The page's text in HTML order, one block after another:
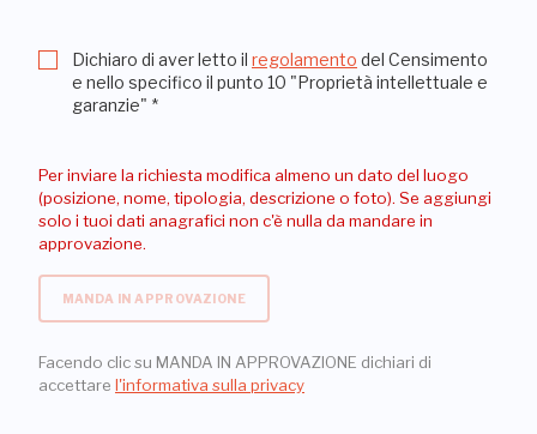
Dichiaro di aver letto il regolamento del Censimento
e nello specifico il punto 10 "Proprietà intellettuale e
garanzie" *
Per inviare la richiesta modifica almeno un dato del luogo
(posizione, nome, tipologia, descrizione o foto). Se aggiungi
solo i tuoi dati anagrafici non c'è nulla da mandare in
approvazione.
MANDA IN APPROVAZIONE
Facendo clic su MANDA IN APPROVAZIONE dichiari di
accettare l'informativa sulla privacy